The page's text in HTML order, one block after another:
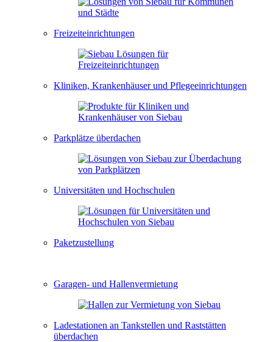
Freizeiteinrichtungen
Kliniken, Krankenhäuser und Pflegeeinrichtungen
Parkplätze überdachen
Universitäten und Hochschulen
Paketzustellung
Garagen- und Hallenvermietung
Ladestationen an Tankstellen und Raststätten
überdachen